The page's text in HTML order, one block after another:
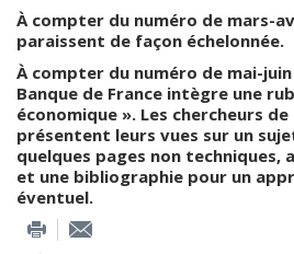
À compter du numéro de mars-
paraissent de façon échelonnée.
À compter du numéro de mai-
Banque de France intègre une
économique ». Les chercheurs
présentent leurs vues sur un
quelques pages non techniques,
et une bibliographie pour un
éventuel.